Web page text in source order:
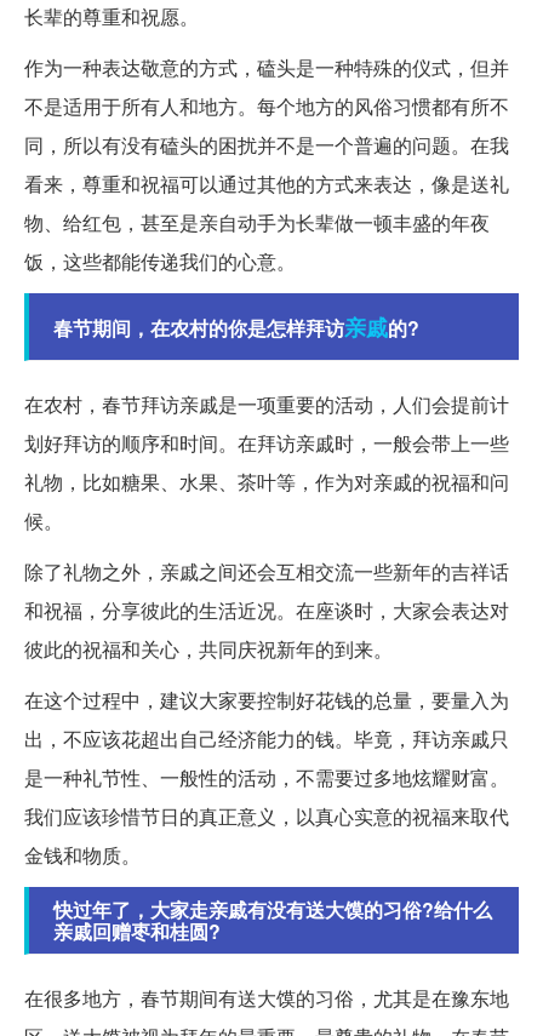
长辈的尊重和祝愿。
作为一种表达敬意的方式，磕头是一种特殊的仪式，但并
不是适用于所有人和地方。每个地方的风俗习惯都有所不
同，所以有没有磕头的困扰并不是一个普遍的问题。在我
看来，尊重和祝福可以通过其他的方式来表达，像是送礼
物、给红包，甚至是亲自动手为长辈做一顿丰盛的年夜
饭，这些都能传递我们的心意。
春节期间，在农村的你是怎样拜访亲戚的?
在农村，春节拜访亲戚是一项重要的活动，人们会提前计
划好拜访的顺序和时间。在拜访亲戚时，一般会带上一些
礼物，比如糖果、水果、茶叶等，作为对亲戚的祝福和问
候。
除了礼物之外，亲戚之间还会互相交流一些新年的吉祥话
和祝福，分享彼此的生活近况。在座谈时，大家会表达对
彼此的祝福和关心，共同庆祝新年的到来。
在这个过程中，建议大家要控制好花钱的总量，要量入为
出，不应该花超出自己经济能力的钱。毕竟，拜访亲戚只
是一种礼节性、一般性的活动，不需要过多地炫耀财富。
我们应该珍惜节日的真正意义，以真心实意的祝福来取代
金钱和物质。
快过年了，大家走亲戚有没有送大馍的习俗?给什么
亲戚回赠枣和桂圆?
在很多地方，春节期间有送大馍的习俗，尤其是在豫东地